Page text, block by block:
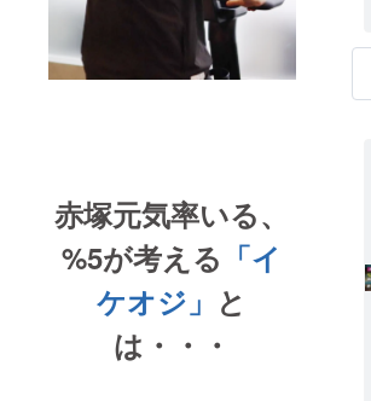
赤塚元気率いる、
%5が考える 「イ
ケオジ」 と
は・・・